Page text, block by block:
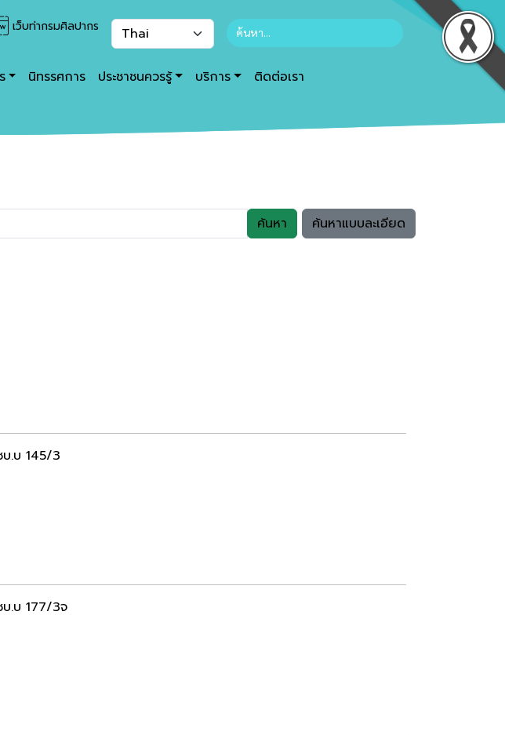
เว็บท่ากรมศิลปากร
นิทรรศการ ประชาชนควรรู้ บริการ ติดต่อเรา
ค้นหา ค้นหาแบบละเอียด
.บ 145/3
.บ 177/3จ